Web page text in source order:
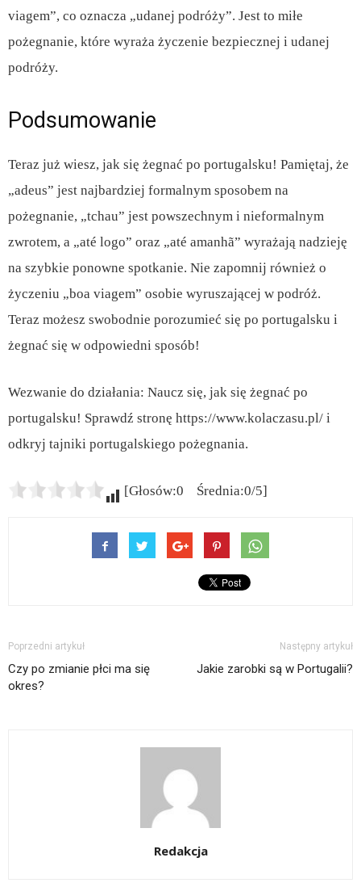
viagem”, co oznacza „udanej podróży”. Jest to miłe
pożegnanie, które wyraża życzenie bezpiecznej i udanej
podróży.
Podsumowanie
Teraz już wiesz, jak się żegnać po portugalsku! Pamiętaj, że
„adeus” jest najbardziej formalnym sposobem na
pożegnanie, „tchau” jest powszechnym i nieformalnym
zwrotem, a „até logo” oraz „até amanhã” wyrażają nadzieję
na szybkie ponowne spotkanie. Nie zapomnij również o
życzeniu „boa viagem” osobie wyruszającej w podróż.
Teraz możesz swobodnie porozumieć się po portugalsku i
żegnać się w odpowiedni sposób!
Wezwanie do działania: Naucz się, jak się żegnać po
portugalsku! Sprawdź stronę https://www.kolaczasu.pl/ i
odkryj tajniki portugalskiego pożegnania.
[Głosów:0 Średnia:0/5]
Poprzedni artykuł
Czy po zmianie płci ma się
okres?
Następny artykuł
Jakie zarobki są w Portugalii?
Redakcja